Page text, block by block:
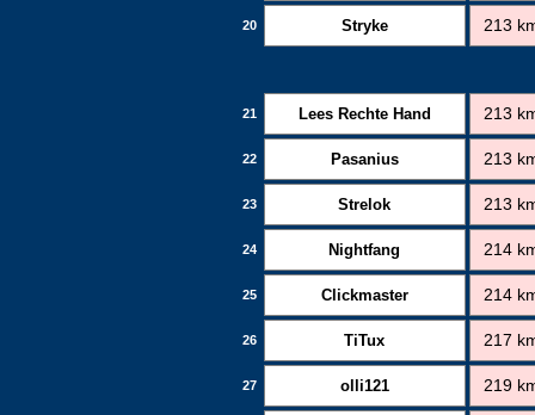
20 Stryke 213
21 Lees Rechte Hand 213
22 Pasanius 213
23 Strelok 213
24 Nightfang 214
25 Clickmaster 214
26 TiTux 217
27 olli121 219